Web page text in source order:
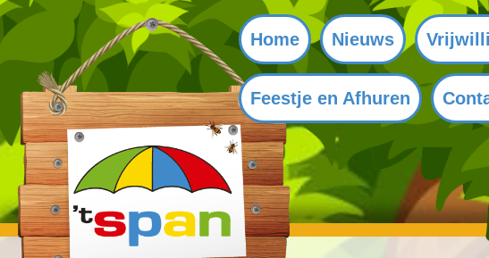
Home Nieuws
Feestje en Afhuren